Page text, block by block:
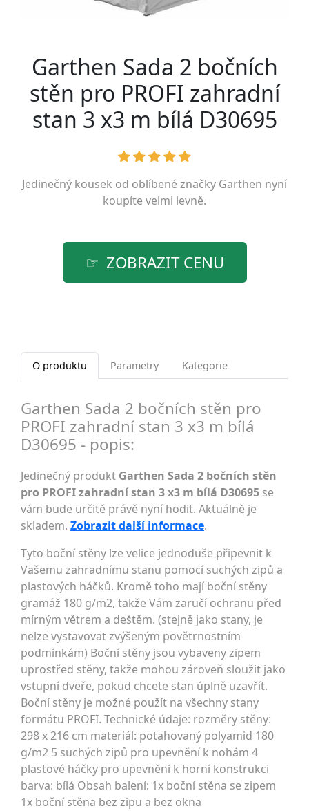
Garthen Sada 2 bočních
stěn pro PROFI zahradní
stan 3 x3 m bílá D30695
Jedinečný kousek od oblíbené značky Garthen nyní
koupíte velmi levně.
ZOBRAZIT CENU
O produktu Parametry Kategorie
Garthen Sada 2 bočních stěn pro
PROFI zahradní stan 3 x3 m bílá
D30695 - popis:
Jedinečný produkt Garthen Sada 2 bočních stěn
pro PROFI zahradní stan 3 x3 m bílá D30695 se
vám bude určitě právě nyní hodit. Aktuálně je
skladem. Zobrazit další informace.
Tyto boční stěny lze velice jednoduše připevnit k
Vašemu zahradnímu stanu pomocí suchých zipů a
plastových háčků. Kromě toho mají boční stěny
gramáž 180 g/m2, takže Vám zaručí ochranu před
mírným větrem a deštěm. (stejně jako stany, je
nelze vystavovat zvýšeným povětrnostním
podmínkám) Boční stěny jsou vybaveny zipem
uprostřed stěny, takže mohou zároveň sloužit jako
vstupní dveře, pokud chcete stan úplně uzavřít.
Boční stěny je možné použít na všechny stany
formátu PROFI. Technické údaje: rozměry stěny:
298 x 216 cm materiál: potahovaný polyamid 180
g/m2 5 suchých zipů pro upevnění k nohám 4
plastové háčky pro upevnění k horní konstrukci
barva: bílá Obsah balení: 1x boční stěna se zipem
1x boční stěna bez zipu a bez okna